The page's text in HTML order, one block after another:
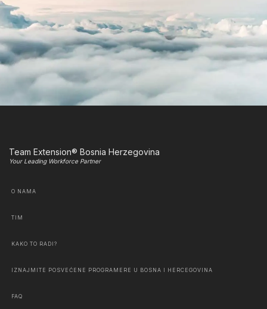
Team Extension® Bosnia Herzegovina
Your Leading Workforce Partner
O NAMA
TIM
KAKO TO RADI?
IZNAJMITE POSVEĆENE PROGRAMERE U BOSNA I HERCEGOVINA
FAQ